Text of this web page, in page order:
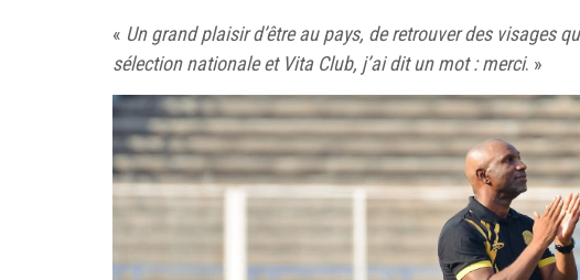
« Un grand plaisir d’être au pays, de retrouver des visages
sélection nationale et Vita Club, j’ai dit un mot : merci. »